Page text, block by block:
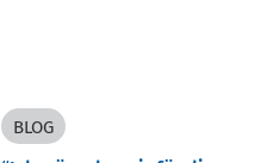
BLOG